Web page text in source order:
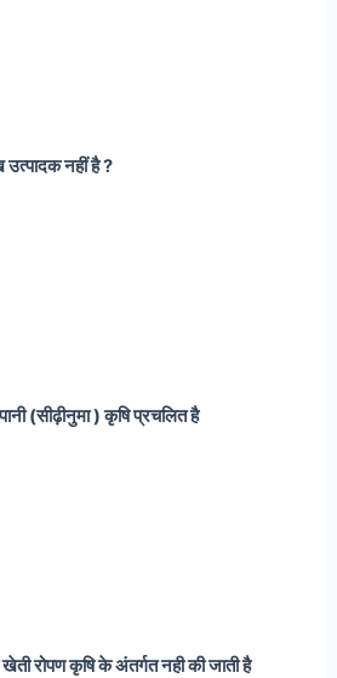
नहीं है ?
(सीढ़ीनुमा ) कृषि प्रचलित है
रोपण कृषि के अंतर्गत नही की जाती है